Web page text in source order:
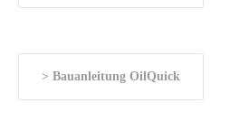
> Bauanleitung OilQuick